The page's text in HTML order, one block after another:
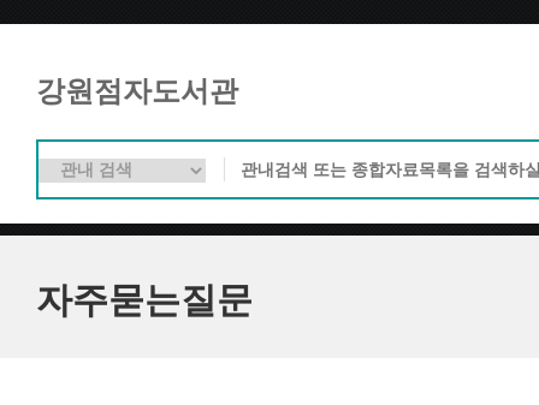
강원점자도서관
자주묻는질문